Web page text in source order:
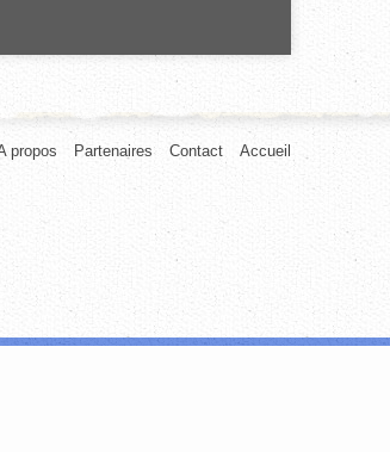
Accueil
Contact
Partenaires
propos